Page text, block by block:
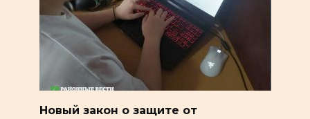
Новый закон о защите от